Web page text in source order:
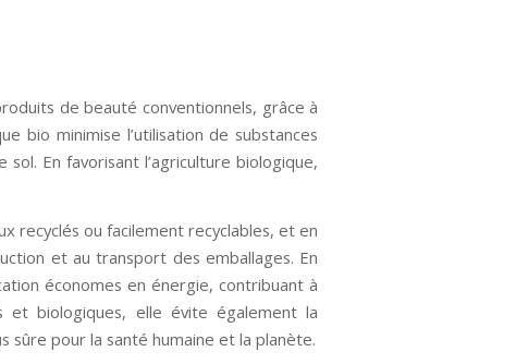
de beauté conventionnels, grâce à
bio minimise l’utilisation de substances
En favorisant l’agriculture biologique,
recyclés ou facilement recyclables, et en
et au transport des emballages. En
économes en énergie, contribuant à
et biologiques, elle évite également la
sûre pour la santé humaine et la planète.